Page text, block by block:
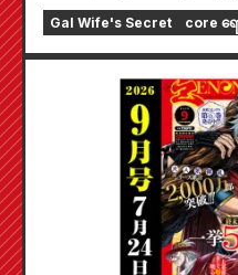
အထူးကစားခုံတစ်ခုပါ
အတွက် ကြိုတင်မှာယူနိုင်ပါပ
အောက်တိုဘာလ ၂၀ ရက်နေ့
Gal Wife's Secret core ရေ